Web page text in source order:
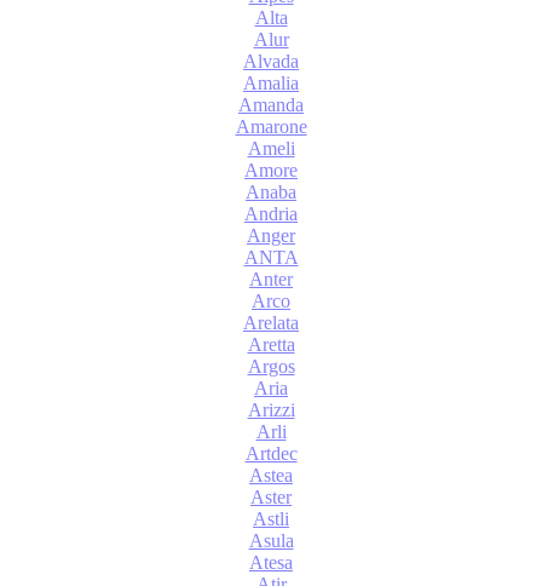
Alta
Alur
Alvada
Amalia
Amanda
Amarone
Ameli
Amore
Anaba
Andria
Anger
ANTA
Anter
Arco
Arelata
Aretta
Argos
Aria
Arizzi
Arli
Artdec
Astea
Aster
Astli
Asula
Atesa